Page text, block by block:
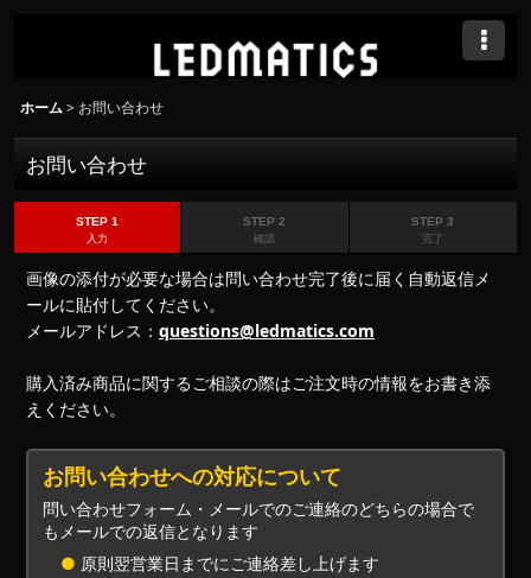
ホーム> お問い合わせ
お問い合わせ
STEP 1
入力
STEP 2
確認
STEP 3
完了
画像の添付が必要な場合は問い合わせ完了後に届く自動返信メ
ールに貼付してください。
メールアドレス： questions@ledmatics.com
購入済み商品に関するご相談の際はご注文時の情報をお書き添
えください。
お問い合わせへの対応について
問い合わせフォーム・メールでのご連絡のどちらの場合で
もメールでの返信となります
● 原則翌営業日までにご連絡差し上げます